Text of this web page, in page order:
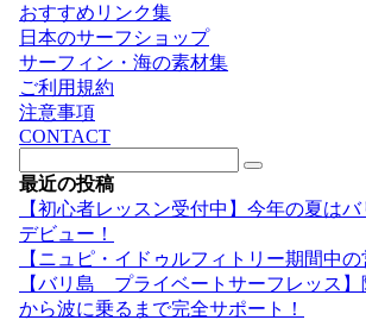
おすすめリンク集
日本のサーフショップ
サーフィン・海の素材集
ご利用規約
注意事項
CONTACT
最近の投稿
【初心者レッスン受付中】今年の夏は
デビュー！
【ニュピ・イドゥルフィトリー期間中の
【バリ島 プライベートサーフレッス
から波に乗るまで完全サポート！